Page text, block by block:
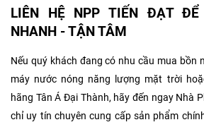
LIÊN HỆ NPP TIẾN ĐẠT ĐỂ
NHANH - TẬN TÂM
Nếu quý khách đang có nhu cầu mua bồn
máy nước nóng năng lượng mặt trời
hãng Tân Á Đại Thành, hãy đến ngay Nhà
chỉ uy tín chuyên cung cấp sản phẩm